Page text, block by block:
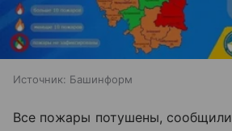
Источник: Башинформ
Все пожары потушены, сообщили